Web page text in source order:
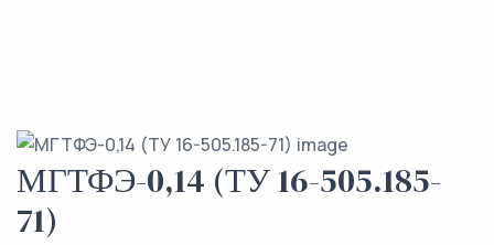
МГТФЭ-0,14 (ТУ 16-505.185-
71)